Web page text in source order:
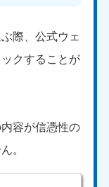
際、公式ウェ
クすることが
容が信憑性の
。